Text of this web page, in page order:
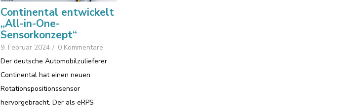
Continental entwickelt
„All-in-One-
Sensorkonzept“
9. Februar 2024 / 0 Kommentare
Der deutsche Automobilzulieferer
Continental hat einen neuen
Rotationspositionssensor
hervorgebracht. Der als eRPS